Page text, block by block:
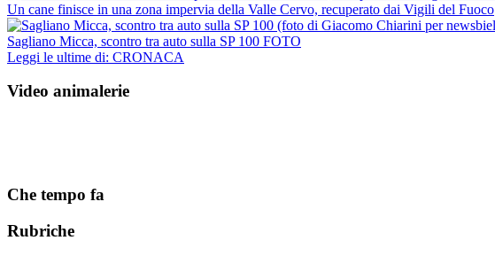
Un cane finisce in una zona impervia della Valle Cervo, recuperato dai Vigili del Fuoco
Sagliano Micca, scontro tra auto sulla SP 100 FOTO
Leggi le ultime di: CRONACA
Video animalerie
Che tempo fa
Rubriche